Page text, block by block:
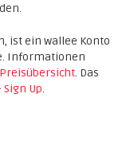
ist ein wallee Konto
Informationen
Preisübersicht. Das
Sign Up.